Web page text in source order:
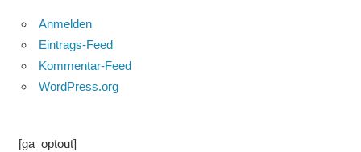
Anmelden
Eintrags-Feed
Kommentar-Feed
WordPress.org
[ga_optout]